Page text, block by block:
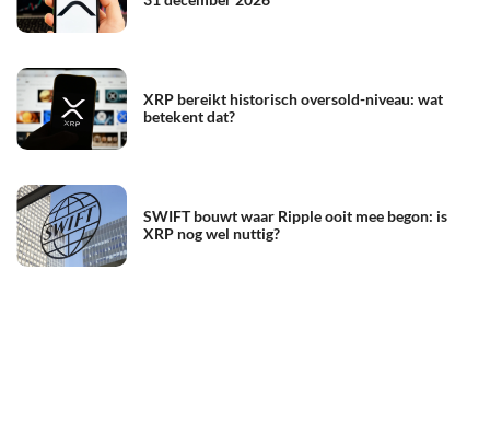
XRP bereikt historisch oversold-niveau: wat
betekent dat?
SWIFT bouwt waar Ripple ooit mee begon: is
XRP nog wel nuttig?